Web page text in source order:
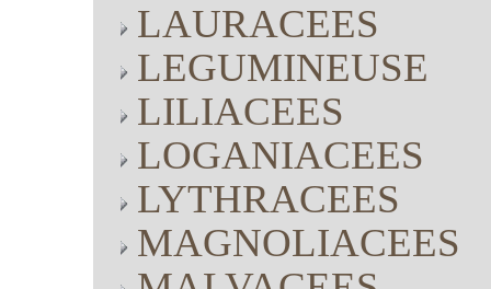
LAURACEES
LEGUMINEUSE
LILIACEES
LOGANIACEES
LYTHRACEES
MAGNOLIACEES